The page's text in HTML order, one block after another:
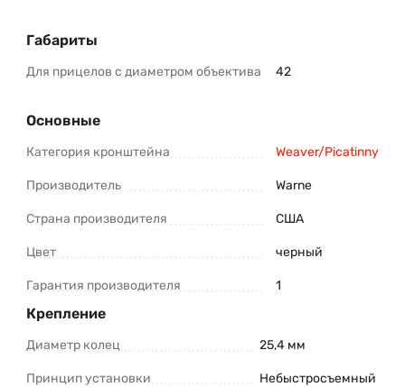
Габариты
Для прицелов с диаметром объектива 42
Основные
Категория кронштейна Weaver/Picatinny
Производитель Warne
Страна производителя США
Цвет черный
Гарантия производителя 1
Крепление
Диаметр колец 25,4 мм
Принцип установки Небыстросъемный